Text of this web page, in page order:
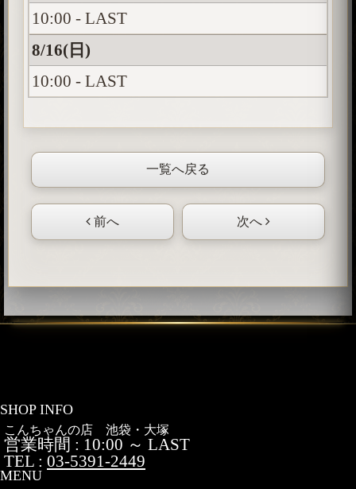
10:00 - LAST
8/16(日)
10:00 - LAST
前へ
一覧へ戻る
次へ
SHOP INFO
こんちゃんの店 池袋・大塚
営業時間 : 10:00 ～ LAST
TEL : 03-5391-2449
MENU